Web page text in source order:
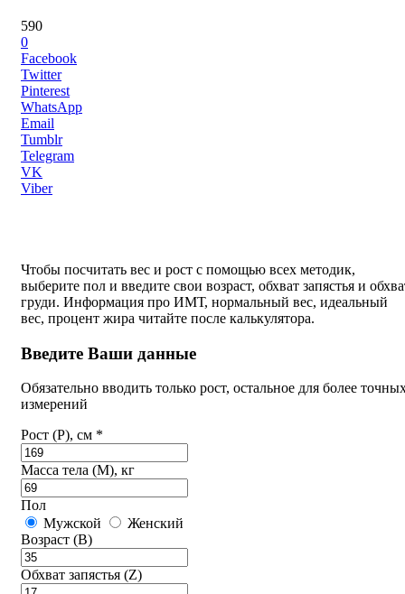
590
0
Facebook
Twitter
Pinterest
WhatsApp
Email
Tumblr
Telegram
VK
Viber
Чтобы посчитать вес и рост с помощью всех методик,
выберите пол и введите свои возраст, обхват запястья и
груди. Информация про ИМТ, нормальный вес, идеальный
вес, процент жира читайте после калькулятора.
Введите Ваши данные
Обязательно вводить только рост, остальное для более
измерений
Рост (P), см *
Масса тела (M), кг
Пол
Мужской
Женский
Возраст (B)
Обхват запястья (Z)